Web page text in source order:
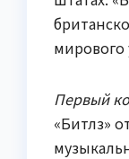
мирового
Первый
«Битлз»